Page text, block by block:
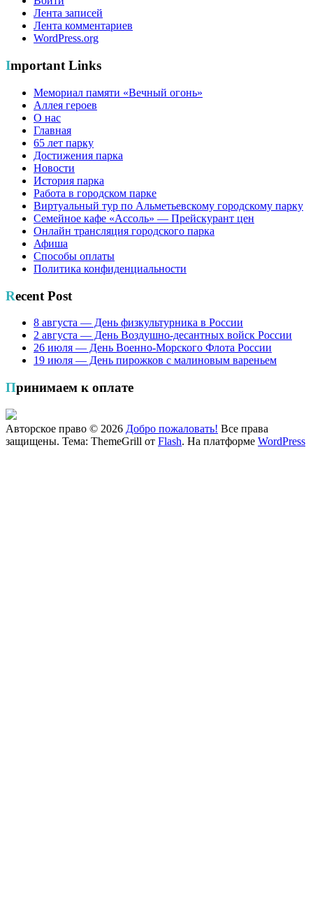
Лента записей
Лента комментариев
WordPress.org
Important Links
Мемориал памяти «Вечный огонь»
Аллея героев
О нас
Главная
65 лет парку
Достижения парка
Новости
История парка
Работа в городском парке
Виртуальный тур по Альметьевскому городскому парку
Семейное кафе «Ассоль» — Прейскурант цен
Онлайн трансляция городского парка
Афиша
Способы оплаты
Политика конфиденциальности
Recent Post
8 августа — День физкультурника в России
2 августа — День Воздушно-десантных войск России
26 июля — День Военно-Морского Флота России
19 июля — День пирожков с малиновым вареньем
Принимаем к оплате
Авторское право © 2026 Добро пожаловать! Все права
защищены. Тема: ThemeGrill от Flash. На платформе WordPress